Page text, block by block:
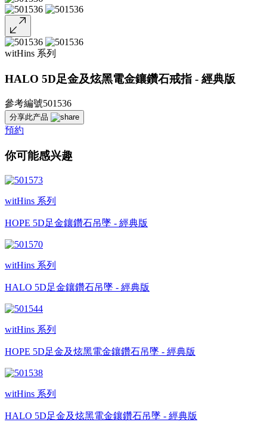
witHins 系列
HALO 5D足金及炫黑電金鑲鑽石戒指 - 經典版
參考編號501536
分享此产品
預約
你可能感兴趣
witHins 系列
HOPE 5D足金鑲鑽石吊墜 - 經典版
witHins 系列
HALO 5D足金鑲鑽石吊墜 - 經典版
witHins 系列
HOPE 5D足金及炫黑電金鑲鑽石吊墜 - 經典版
witHins 系列
HALO 5D足金及炫黑電金鑲鑽石吊墜 - 經典版